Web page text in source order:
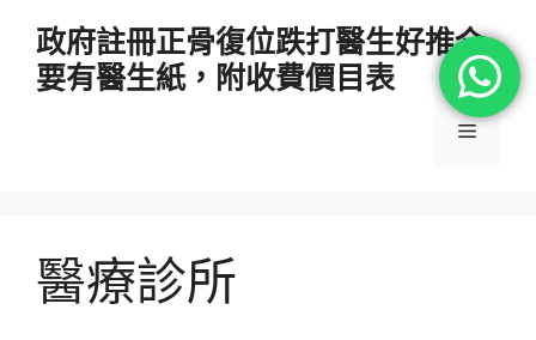
政府註冊正骨復位跌打醫生好推介
要有醫生紙，附收費價目表
選
醫療診所